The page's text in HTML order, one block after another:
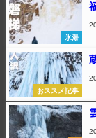
氷瀑
おススメ記事